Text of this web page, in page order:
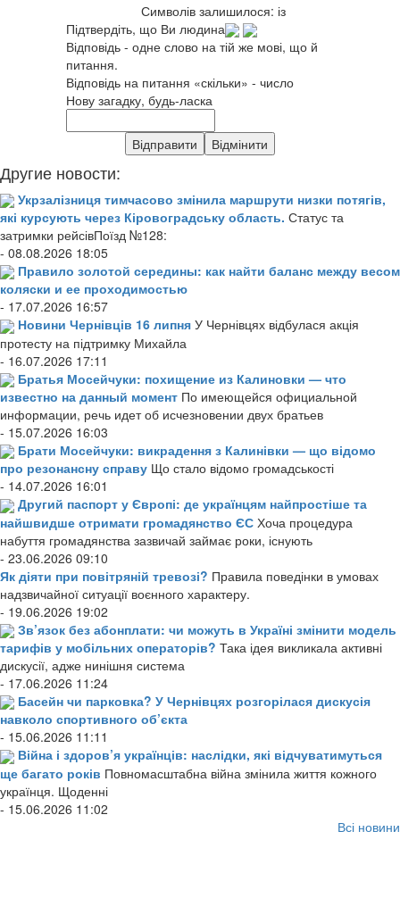
Символів залишилося: із
Підтвердіть, що Ви людина
Відповідь - одне слово на тій же мові, що й
питання.
Відповідь на питання «скільки» - число
Нову загадку, будь-ласка
Другие новости:
Укрзалізниця тимчасово змінила маршрути низки потягів,
які курсують через Кіровоградську область. Статус та
затримки рейсівПоїзд №128:
- 08.08.2026 18:05
Правило золотой середины: как найти баланс между весом
коляски и ее проходимостью
- 17.07.2026 16:57
Новини Чернівців 16 липня У Чернівцях відбулася акція
протесту на підтримку Михайла
- 16.07.2026 17:11
Братья Мосейчуки: похищение из Калиновки — что
известно на данный момент По имеющейся официальной
информации, речь идет об исчезновении двух братьев
- 15.07.2026 16:03
Брати Мосейчуки: викрадення з Калинівки — що відомо
про резонансну справу Що стало відомо громадськості
- 14.07.2026 16:01
Другий паспорт у Європі: де українцям найпростіше та
найшвидше отримати громадянство ЄС Хоча процедура
набуття громадянства зазвичай займає роки, існують
- 23.06.2026 09:10
Як діяти при повітряній тревозі? Правила поведінки в умовах
надзвичайної ситуації воєнного характеру.
- 19.06.2026 19:02
Зв’язок без абонплати: чи можуть в Україні змінити модель
тарифів у мобільних операторів? Така ідея викликала активні
дискусії, адже нинішня система
- 17.06.2026 11:24
Басейн чи парковка? У Чернівцях розгорілася дискусія
навколо спортивного об’єкта
- 15.06.2026 11:11
Війна і здоров’я українців: наслідки, які відчуватимуться
ще багато років Повномасштабна війна змінила життя кожного
українця. Щоденні
- 15.06.2026 11:02
Всі новини